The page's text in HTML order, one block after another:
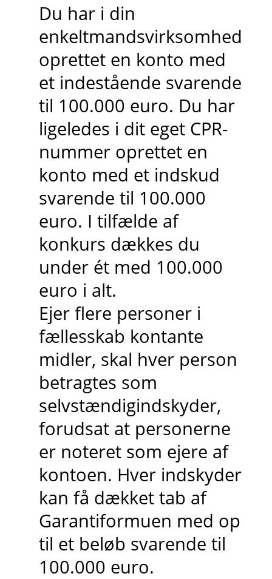
Du har i din
enkeltmandsvirksomhed
oprettet en konto med
et indestående svarende
til 100.000 euro. Du har
ligeledes i dit eget CPR-
nummer oprettet en
konto med et indskud
svarende til 100.000
euro. I tilfælde af
konkurs dækkes du
under ét med 100.000
euro i alt.
Ejer flere personer i
fællesskab kontante
midler, skal hver person
betragtes som
selvstændigindskyder,
forudsat at personerne
er noteret som ejere af
kontoen. Hver indskyder
kan få dækket tab af
Garantiformuen med op
til et beløb svarende til
100.000 euro.